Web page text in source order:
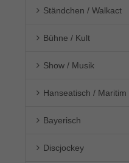
Ständchen / Walkact
Bühne / Kult
Show / Musik
Hanseatisch / Maritim
Bayerisch
Discjockey